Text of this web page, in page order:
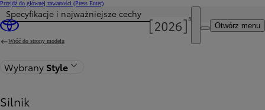
Przejdź do głównej zawartości (Press Enter)
Otwórz menu
Specyfikacje i najważniejsze cechy
Wróć do strony modelu
Wybrany Style
Silnik